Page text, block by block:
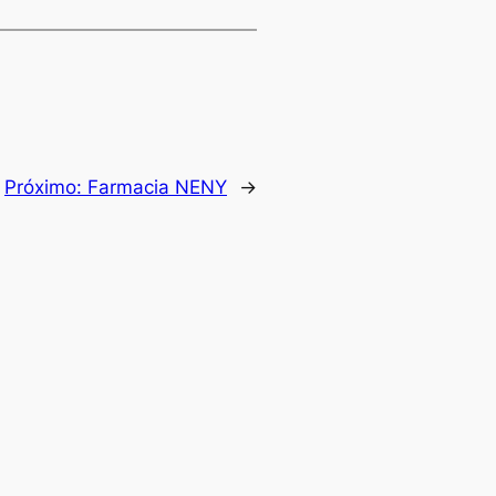
Próximo: Farmacia NENY →